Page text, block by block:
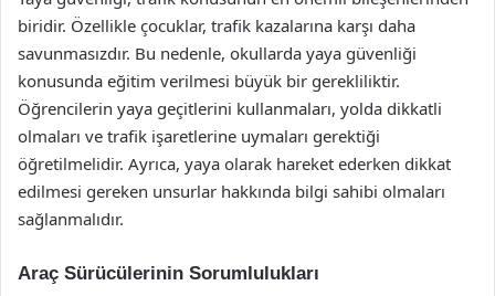
biridir. Özellikle çocuklar, trafik kazalarına karşı daha
savunmasızdır. Bu nedenle, okullarda yaya güvenliği
konusunda eğitim verilmesi büyük bir gerekliliktir.
Öğrencilerin yaya geçitlerini kullanmaları, yolda dikkatli
olmaları ve trafik işaretlerine uymaları gerektiği
öğretilmelidir. Ayrıca, yaya olarak hareket ederken dikkat
edilmesi gereken unsurlar hakkında bilgi sahibi olmaları
sağlanmalıdır.
Araç Sürücülerinin Sorumlulukları